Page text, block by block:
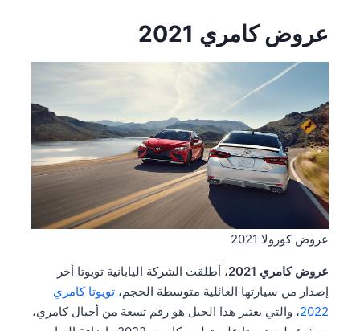
عروض كامري 2021
عروض كورولا 2021
عروض كامري 2021
، أطلقت الشركة اليابانية تويوتا أخر
إصدار من سيارتها العائلية متوسطة الحجم، تويوتا كامري
2022، والتي يعتبر هذا الجيل هو رقم تسعة من أجيال كامري،